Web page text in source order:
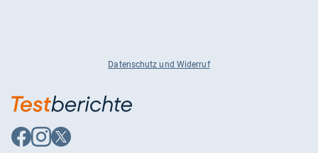
Datenschutz und Widerruf
Auf
Facebook
Auf
Instagram
Auf
X